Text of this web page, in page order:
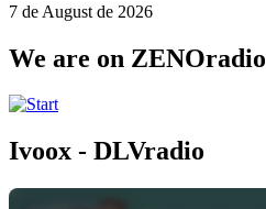
7 de August de 2026
We are on ZENOradio
Ivoox - DLVradio